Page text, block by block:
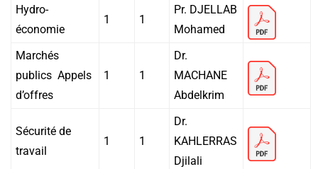
Hydro-
économie
1 1
Pr. DJELLAB
Mohamed
Marchés
publics Appels
d’offres
1 1
Dr.
MACHANE
Abdelkrim
Sécurité de
travail
1 1
Dr.
KAHLERRAS
Djilali